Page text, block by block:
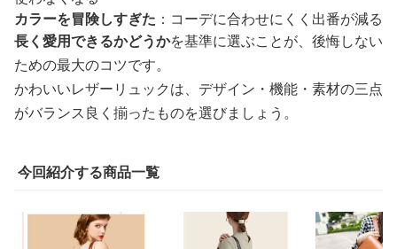
カラーを冒険しすぎた ：コーデに合わせにくく出番が減る
長く愛用できるかどうかを基準に選ぶことが、後悔しない
ための最大のコツです。
かわいいレザーリュックは、デザイン・機能・素材の三点
がバランス良く揃ったものを選びましょう。
今回紹介する商品一覧